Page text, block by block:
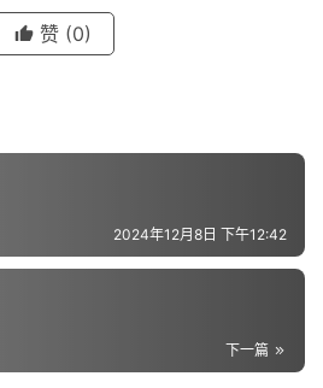
赞 (0)
2024年12月8日 下午12:42
下一篇